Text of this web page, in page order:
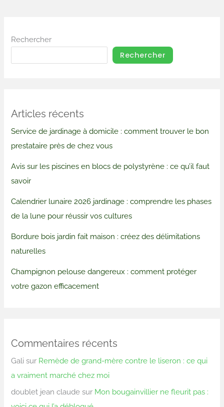
Rechercher
Rechercher
Articles récents
Service de jardinage à domicile : comment trouver le bon
prestataire près de chez vous
Avis sur les piscines en blocs de polystyrène : ce qu’il faut
savoir
Calendrier lunaire 2026 jardinage : comprendre les phases
de la lune pour réussir vos cultures
Bordure bois jardin fait maison : créez des délimitations
naturelles
Champignon pelouse dangereux : comment protéger
votre gazon efficacement
Commentaires récents
Gali sur Remède de grand-mère contre le liseron : ce qui
a vraiment marché chez moi
doublet jean claude sur Mon bougainvillier ne fleurit pas :